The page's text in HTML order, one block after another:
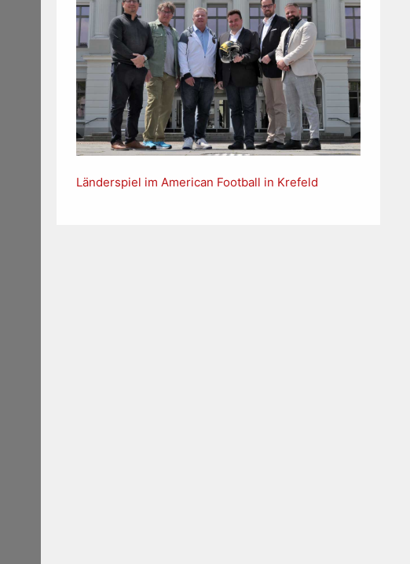
Länderspiel im American Football in Krefeld